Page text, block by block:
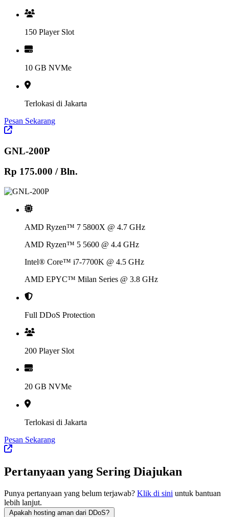
150 Player Slot
10 GB NVMe
Terlokasi di Jakarta
Pesan Sekarang
GNL-200P
Rp 175.000 / Bln.
AMD Ryzen™ 7 5800X @ 4.7 GHz
AMD Ryzen™ 5 5600 @ 4.4 GHz
Intel® Core™ i7-7700K @ 4.5 GHz
AMD EPYC™ Milan Series @ 3.8 GHz
Full DDoS Protection
200 Player Slot
20 GB NVMe
Terlokasi di Jakarta
Pesan Sekarang
Pertanyaan yang Sering Diajukan
Punya pertanyaan yang belum terjawab? Klik di sini untuk bantuan
lebih lanjut.
Apakah hosting aman dari DDoS?